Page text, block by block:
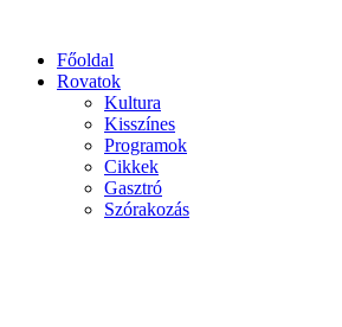
Főoldal
Rovatok
Kultura
Kisszínes
Programok
Cikkek
Gasztró
Szórakozás